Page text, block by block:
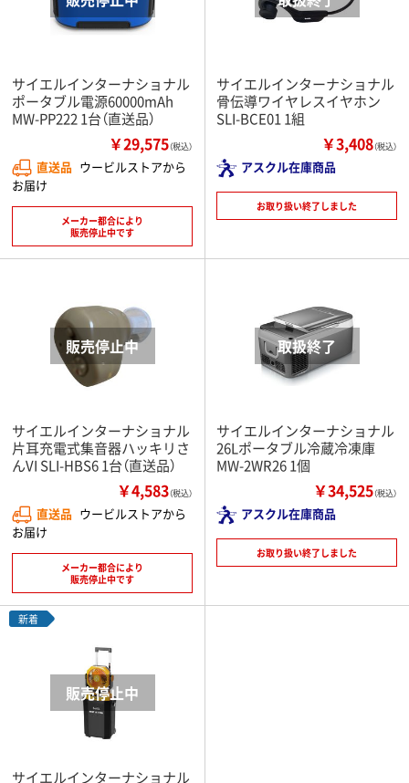
サイエルインターナショナル
ポータブル電源60000mAh
MW-PP222 1台（直送品）
￥29,575（税込）
直送品 ウービルストアから
お届け
メーカー都合により
販売停止中です
サイエルインターナショナル
骨伝導ワイヤレスイヤホン
SLI-BCE01 1組
￥3,408（税込）
アスクル在庫商品
お取り扱い終了しました
サイエルインターナショナル
片耳充電式集音器ハッキリさ
んVI SLI-HBS6 1台（直送品）
￥4,583（税込）
直送品 ウービルストアから
お届け
メーカー都合により
販売停止中です
サイエルインターナショナル
26Lポータブル冷蔵冷凍庫
MW-2WR26 1個
￥34,525（税込）
アスクル在庫商品
お取り扱い終了しました
新着
サイエルインターナショナル